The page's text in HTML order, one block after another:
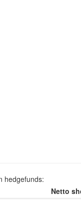
hedgefunds:
Netto